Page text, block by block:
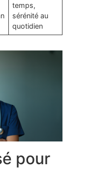
temps,
sérénité au
quotidien
pour